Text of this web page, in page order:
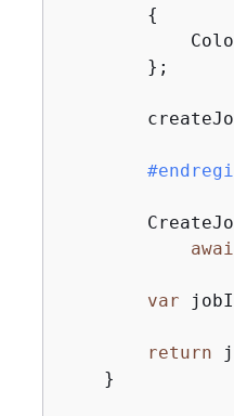
{
        };
#
var
return
    }